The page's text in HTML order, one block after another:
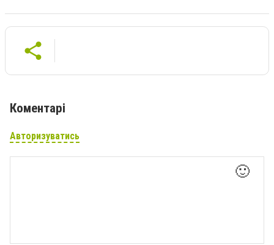
Коментарі
Авторизуватись
🙂